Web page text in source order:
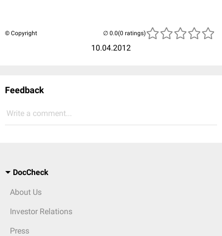
© Copyright
10.04.2012
(0 ratings)
Feedback
Write a comment...
DocCheck
About Us
Investor Relations
Press